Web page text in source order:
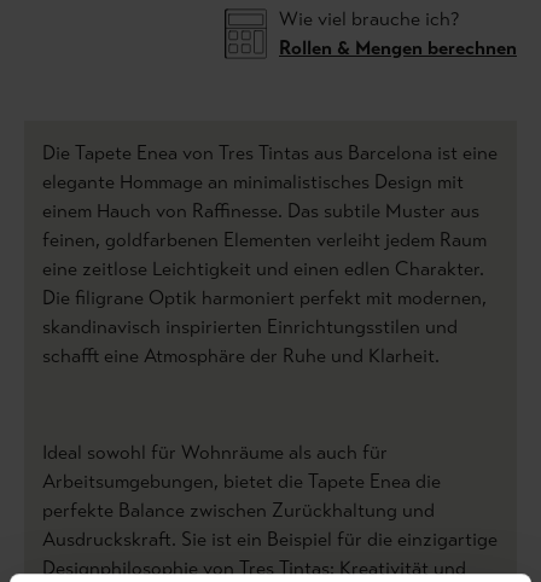
Wie viel brauche ich?
Rollen & Mengen berechnen
Die Tapete Enea von Tres Tintas aus Barcelona ist eine
elegante Hommage an minimalistisches Design mit
einem Hauch von Raffinesse. Das subtile Muster aus
feinen, goldfarbenen Elementen verleiht jedem Raum
eine zeitlose Leichtigkeit und einen edlen Charakter.
Die filigrane Optik harmoniert perfekt mit modernen,
skandinavisch inspirierten Einrichtungsstilen und
schafft eine Atmosphäre der Ruhe und Klarheit.
Ideal sowohl für Wohnräume als auch für
Arbeitsumgebungen, bietet die Tapete Enea die
perfekte Balance zwischen Zurückhaltung und
Ausdruckskraft. Sie ist ein Beispiel für die einzigartige
Designphilosophie von Tres Tintas: Kreativität und